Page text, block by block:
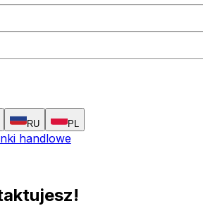
RU PL
handlowe